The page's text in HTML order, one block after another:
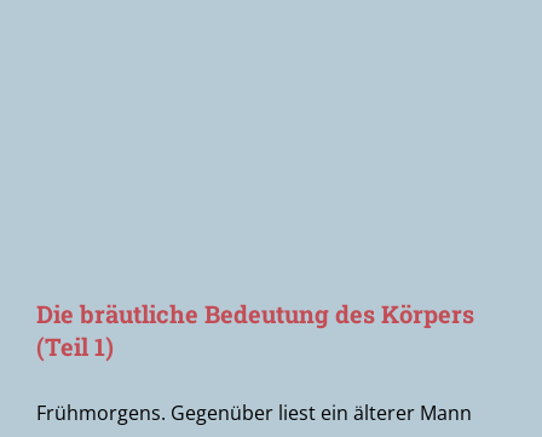
Die bräutliche Bedeutung des Körpers
(Teil 1)
Frühmorgens. Gegenüber liest ein älterer Mann